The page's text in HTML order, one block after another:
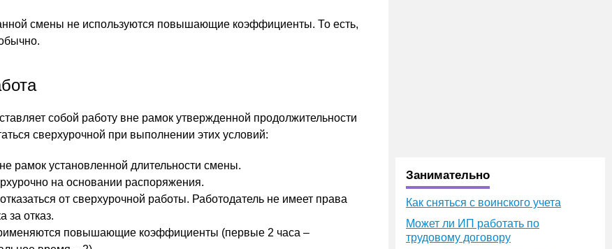
смены не используются повышающие коэффициенты. То есть,
собой работу вне рамок утвержденной продолжительности
сверхурочной при выполнении этих условий:
рамок установленной длительности смены.
на основании распоряжения.
от сверхурочной работы. Работодатель не имеет права
за отказ.
повышающие коэффициенты (первые 2 часа –
Занимательно
Как сняться с воинского учета
Может ли ИП работать по
трудовому договору